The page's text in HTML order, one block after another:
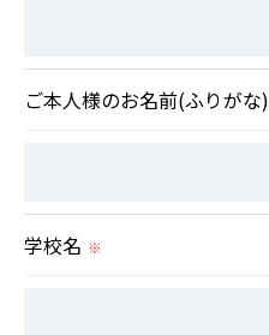
予めご了承ください。
ご本人様のお名前(ふりがな)
学校名 ※